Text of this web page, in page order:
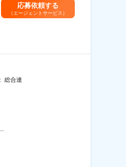
応募依頼する
（エージェントサービス）
総合連